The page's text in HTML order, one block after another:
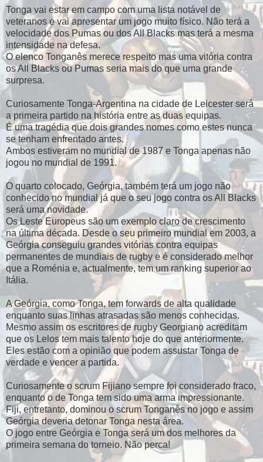
Tonga vai estar em campo com uma lista notável de
veteranos e vai apresentar um jogo muito físico. Não terá a
velocidade dos Pumas ou dos All Blacks mas terá a mesma
intensidade na defesa.
O elenco Tonganês merece respeito mas uma vitória contra
os All Blacks ou Pumas seria mais do que uma grande
surpresa.
Curiosamente Tonga-Argentina na cidade de Leicester será
a primeira partido na história entre as duas equipas.
É uma tragédia que dois grandes nomes como estes nunca
se tenham enfrentado antes.
Ambos estiveram no mundial de 1987 e Tonga apenas não
jogou no mundial de 1991.
O quarto colocado, Geórgia, também terá um jogo não
conhecido no mundial já que o seu jogo contra os All Blacks
será uma novidade.
Os Leste Europeus são um exemplo claro de crescimento
na última década. Desde o seu primeiro mundial em 2003, a
Geórgia conseguiu grandes vitórias contra equipas
permanentes de mundiais de rugby e é considerado melhor
que a Roménia e, actualmente, tem um ranking superior ao
Itália.
A Geórgia, como Tonga, tem forwards de alta qualidade
enquanto suas linhas atrasadas são menos conhecidas.
Mesmo assim os escritores de rugby Georgiano acreditam
que os Lelos tem mais talento hoje do que anteriormente.
Eles estão com a opinião que podem assustar Tonga de
verdade e vencer a partida.
Curiosamente o scrum Fijiano sempre foi considerado fraco,
enquanto o de Tonga tem sido uma arma impressionante.
Fiji, entretanto, dominou o scrum Tonganês no jogo e assim
Geórgia deveria detonar Tonga nesta área.
O jogo entre Geórgia e Tonga será um dos melhores da
primeira semana do torneio. Não perca!